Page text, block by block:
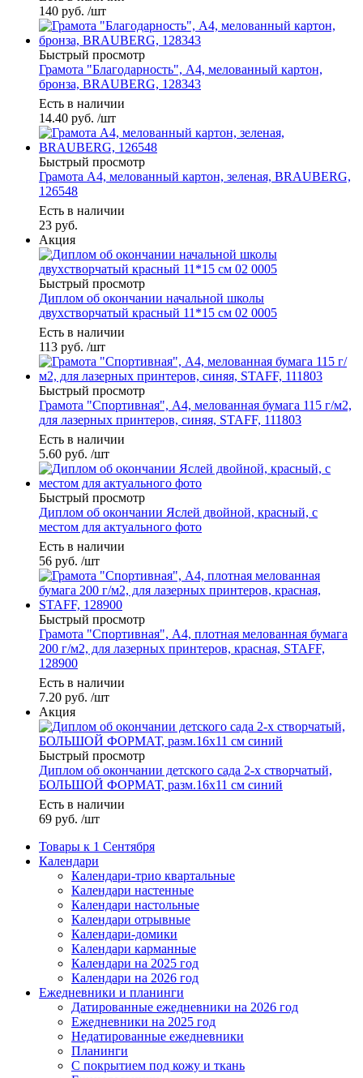
140 руб. /шт
Быстрый просмотр
Грамота "Благодарность", А4, мелованный картон,
бронза, BRAUBERG, 128343
Есть в наличии
14.40 руб. /шт
Быстрый просмотр
Грамота А4, мелованный картон, зеленая, BRAUBERG,
126548
Есть в наличии
23 руб.
Акция
Быстрый просмотр
Диплом об окончании начальной школы
двухстворчатый красный 11*15 см 02 0005
Есть в наличии
113 руб. /шт
Быстрый просмотр
Грамота "Спортивная", A4, мелованная бумага 115 г/м2,
для лазерных принтеров, синяя, STAFF, 111803
Есть в наличии
5.60 руб. /шт
Быстрый просмотр
Диплом об окончании Яслей двойной, красный, с
местом для актуального фото
Есть в наличии
56 руб. /шт
Быстрый просмотр
Грамота "Спортивная", А4, плотная мелованная бумага
200 г/м2, для лазерных принтеров, красная, STAFF,
128900
Есть в наличии
7.20 руб. /шт
Акция
Быстрый просмотр
Диплом об окончании детского сада 2-х створчатый,
БОЛЬШОЙ ФОРМАТ, разм.16х11 см синий
Есть в наличии
69 руб. /шт
Товары к 1 Сентября
Календари
Календари-трио квартальные
Календари настенные
Календари настольные
Календари отрывные
Календари-домики
Календари карманные
Календари на 2025 год
Календари на 2026 год
Ежедневники и планинги
Датированные ежедневники на 2026 год
Ежедневники на 2025 год
Недатированные ежедневники
Планинги
С покрытием под кожу и ткань